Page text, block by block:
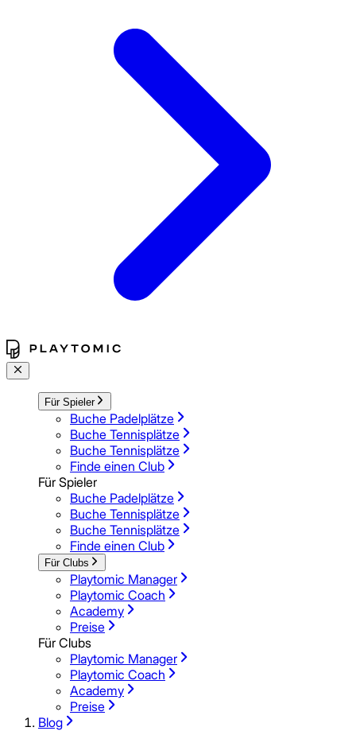
Für Spieler
Buche Padelplätze
Buche Tennisplätze
Buche Tennisplätze
Finde einen Club
Für Spieler
Buche Padelplätze
Buche Tennisplätze
Buche Tennisplätze
Finde einen Club
Für Clubs
Playtomic Manager
Playtomic Coach
Academy
Preise
Für Clubs
Playtomic Manager
Playtomic Coach
Academy
Preise
Blog